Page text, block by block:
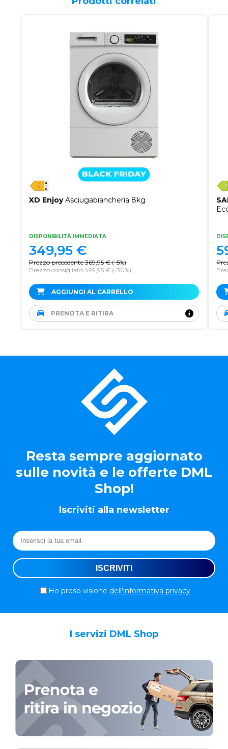
XD EnjoyAsciugabiancheria 8kg
DISPONIBILITÀ IMMEDIATA
Prezzo precedente 369,95 € (-5%)
Prezzo consigliato 499,95 € (-30%)
349,95 €
AGGIUNGI AL CARRELLO
PRENOTA E RITIRA
Resta sempre aggiornato
sulle novità e le offerte DML
Shop!
Iscriviti alla newsletter
Ho preso visione dell'informativa privacy
I servizi DML Shop